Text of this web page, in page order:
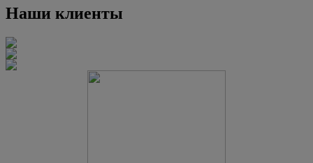
Наши клиенты